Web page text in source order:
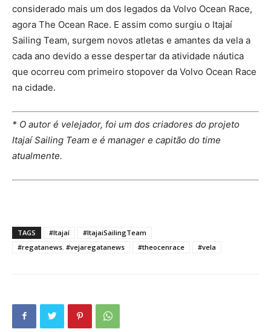
considerado mais um dos legados da Volvo Ocean Race,
agora The Ocean Race. E assim como surgiu o Itajaí
Sailing Team, surgem novos atletas e amantes da vela a
cada ano devido a esse despertar da atividade náutica
que ocorreu com primeiro stopover da Volvo Ocean Race
na cidade.
* O autor é velejador, foi um dos criadores do projeto
Itajaí Sailing Team e é manager e capitão do time
atualmente.
TAGS #Itajaí
#ItajaiSailingTeam
#regatanews. #vejaregatanews
#theocenrace #vela